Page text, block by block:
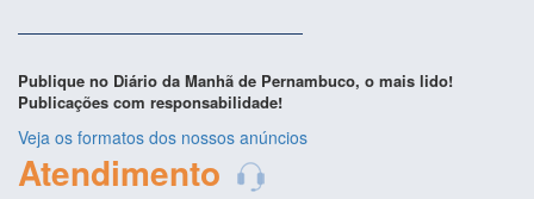
Publique no Diário da Manhã de Pernambuco, o mais lido!
Publicações com responsabilidade!
Veja os formatos dos nossos anúncios
Atendimento